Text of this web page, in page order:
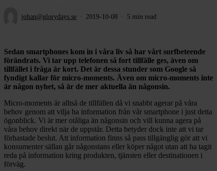
johan@glorydays.se 2019-10-08 5 min read
Sedan smartphones kom in i våra liv så har vårt surfbeteende
förändrats. Vi tar upp telefonen så fort tillfälle ges, även om
tillfället i fråga är kort. Det är dessa stunder som Google så
fyndigt kallar för micro-moments. Även om micro-moments inte
är någon nyhet, så är de mer aktuella än någonsin.
Micro-moments är alltså de tillfällen då vi snabbt agerar på våra
behov genom att vilja ha information från vår smartphone i just detta
ögonblick. Vi är mer otåliga än någonsin och vill kunna agera på
våra behov direkt när de uppstår. Detta betyder dock inte att vi tar
förhastade beslut. Att information finns så pass tillgänglig gör att vi
konsumenter sällan går någonstans eller köper något utan att ha tagit
reda på information kring produkten, tjänsten eller destinationen i
förväg.